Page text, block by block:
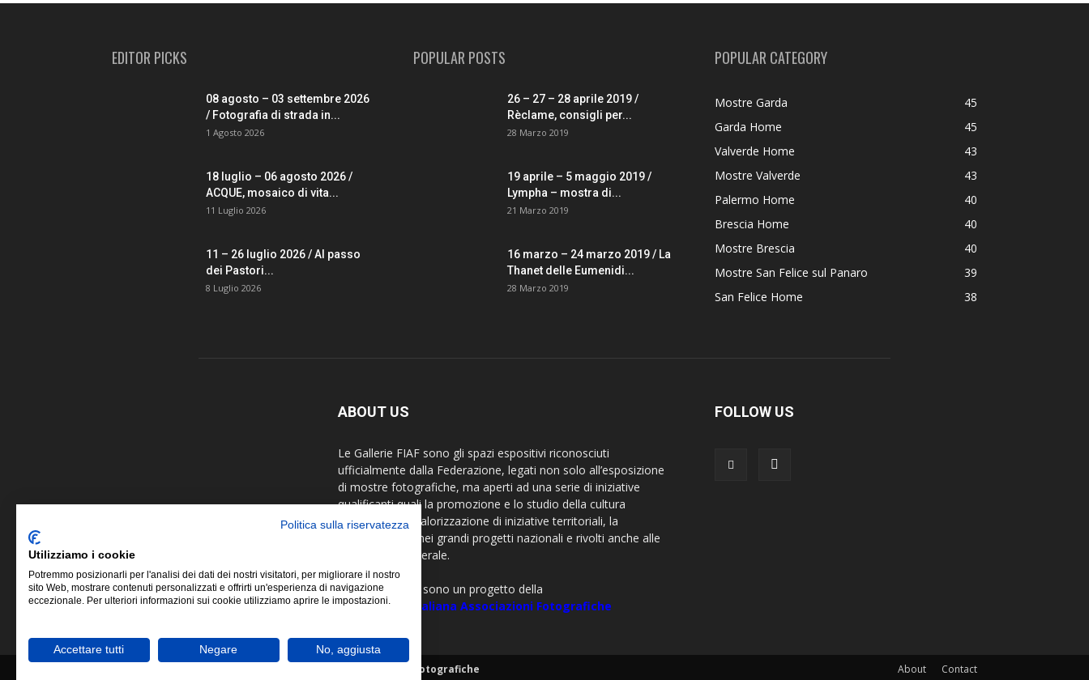
EDITOR PICKS
08 agosto – 03 settembre 2026
/ Fotografia di strada in...
1 Agosto 2026
18 luglio – 06 agosto 2026 /
ACQUE, mosaico di vita...
11 Luglio 2026
11 – 26 luglio 2026 / Al passo
dei Pastori...
8 Luglio 2026
POPULAR POSTS
26 – 27 – 28 aprile 2019 /
Rèclame, consigli per...
28 Marzo 2019
19 aprile – 5 maggio 2019 /
Lympha – mostra di...
21 Marzo 2019
16 marzo – 24 marzo 2019 / La
Thanet delle Eumenidi...
28 Marzo 2019
POPULAR CATEGORY
Mostre Garda
45
Garda Home
45
Valverde Home
43
Mostre Valverde
43
Palermo Home
40
Brescia Home
40
Mostre Brescia
40
Mostre San Felice sul Panaro
39
San Felice Home
38
ABOUT US
Le Gallerie FIAF sono gli spazi espositivi riconosciuti
ufficialmente dalla Federazione, legati non solo all’esposizione
di mostre fotografiche, ma aperti ad una serie di iniziative
qualificanti quali la promozione e lo studio della cultura
fotografica, la valorizzazione di iniziative territoriali, la
collaborazione nei grandi progetti nazionali e rivolti anche alle
arti visive in generale.
Le Gallerie FIAF sono un progetto della
Federazione Italiana Associazioni Fotografiche
FOLLOW US
About Contact
FIAF - Federazione Italiana Associazioni Fotografiche
Politica sulla riservatezza
Utilizziamo i cookie
Potremmo posizionarli per l'analisi dei dati dei nostri visitatori, per migliorare il nostro
sito Web, mostrare contenuti personalizzati e offrirti un'esperienza di navigazione
eccezionale. Per ulteriori informazioni sui cookie utilizziamo aprire le impostazioni.
Accettare tutti Negare No, aggiusta